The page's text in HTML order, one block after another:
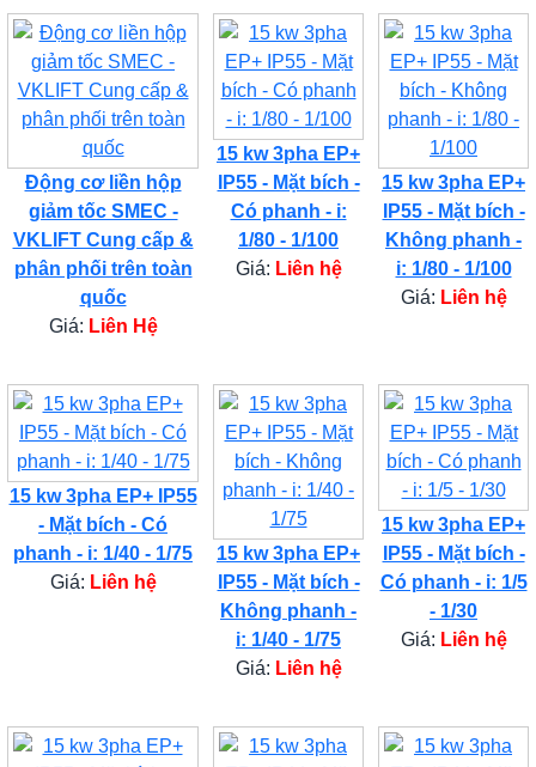
Động cơ liền hộp
giảm tốc SMEC -
VKLIFT Cung cấp &
phân phối trên toàn
quốc
Giá: Liên Hệ
15 kw 3pha EP+
IP55 - Mặt bích -
Có phanh - i:
1/80 - 1/100
Giá: Liên hệ
15 kw 3pha EP+
IP55 - Mặt bích -
Không phanh -
i: 1/80 - 1/100
Giá: Liên hệ
15 kw 3pha EP+ IP55
- Mặt bích - Có
phanh - i: 1/40 - 1/75
Giá: Liên hệ
15 kw 3pha EP+
IP55 - Mặt bích -
Không phanh -
i: 1/40 - 1/75
Giá: Liên hệ
15 kw 3pha EP+
IP55 - Mặt bích -
Có phanh - i: 1/5
- 1/30
Giá: Liên hệ